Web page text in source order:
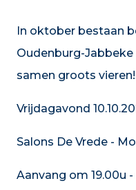
In oktober bestaan
Oudenburg-Jabbeke
samen groots vieren!
Vrijdagavond
Salons De Vrede -
Aanvang om 19.00u